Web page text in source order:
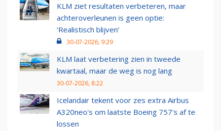
KLM ziet resultaten verbeteren, maar
achteroverleunen is geen optie:
‘Realistisch blijven’
30-07-2026, 9:29
KLM laat verbetering zien in tweede
kwartaal, maar de weg is nog lang
30-07-2026, 8:22
Icelandair tekent voor zes extra Airbus
A320neo's om laatste Boeing 757's af te
lossen